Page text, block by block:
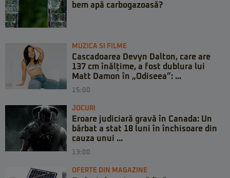
bem apă carbogazoasă?
MUZICA SI FILME
Cascadoarea Devyn Dalton, care are
137 cm înălțime, a fost dublura lui
Matt Damon în „Odiseea”: ...
15:00
JOCURI
Eroare judiciară gravă în Canada: Un
bărbat a stat 18 luni în închisoare din
cauza unui ...
13:00
OFERTE DIN MAGAZINE